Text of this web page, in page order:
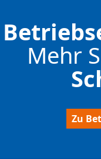
Mehr
Zu